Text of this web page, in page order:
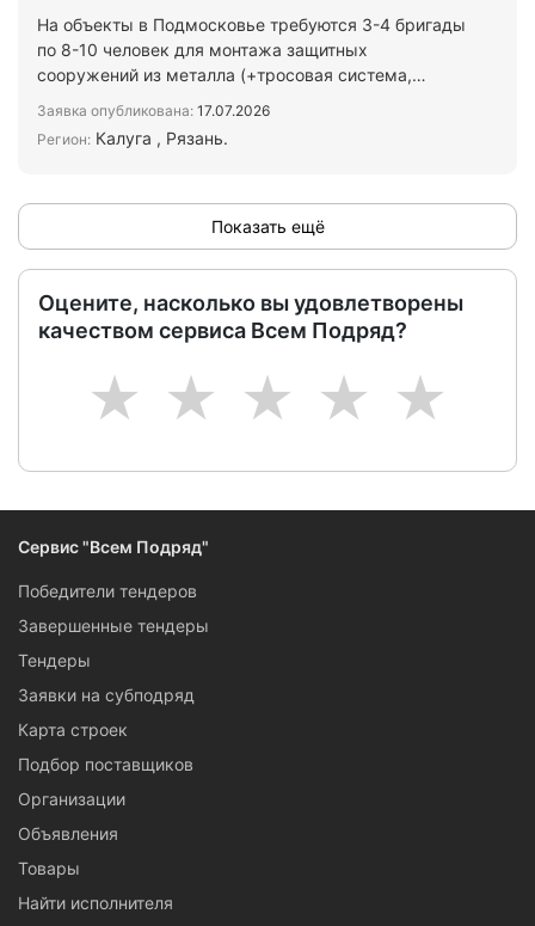
На объекты в Подмосковье требуются 3-4 бригады
по 8-10 человек для монтажа защитных
сооружений из металла (+тросовая система,
Заявка опубликована: 17.07.2026
Регион: Калуга , Рязань.
Показать ещё
Оцените, насколько вы удовлетворены
качеством сервиса Всем Подряд?
5
4
3
2
1
Сервис "Всем Подряд"
Победители тендеров
Завершенные тендеры
Тендеры
Заявки на субподряд
Карта строек
Подбор поставщиков
Организации
Объявления
Товары
Найти исполнителя